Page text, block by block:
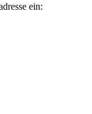
ein: